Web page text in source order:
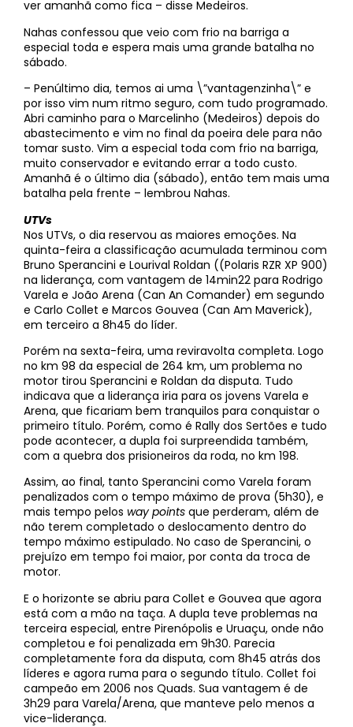
ver amanhã como fica – disse Medeiros.
Nahas confessou que veio com frio na barriga a
especial toda e espera mais uma grande batalha no
sábado.
– Penúltimo dia, temos ai uma \”vantagenzinha\” e
por isso vim num ritmo seguro, com tudo programado.
Abri caminho para o Marcelinho (Medeiros) depois do
abastecimento e vim no final da poeira dele para não
tomar susto. Vim a especial toda com frio na barriga,
muito conservador e evitando errar a todo custo.
Amanhã é o último dia (sábado), então tem mais uma
batalha pela frente – lembrou Nahas.
UTVs
Nos UTVs, o dia reservou as maiores emoções. Na
quinta-feira a classificação acumulada terminou com
Bruno Sperancini e Lourival Roldan ((Polaris RZR XP 900)
na liderança, com vantagem de 14min22 para Rodrigo
Varela e João Arena (Can An Comander) em segundo
e Carlo Collet e Marcos Gouvea (Can Am Maverick),
em terceiro a 8h45 do líder.
Porém na sexta-feira, uma reviravolta completa. Logo
no km 98 da especial de 264 km, um problema no
motor tirou Sperancini e Roldan da disputa. Tudo
indicava que a liderança iria para os jovens Varela e
Arena, que ficariam bem tranquilos para conquistar o
primeiro título. Porém, como é Rally dos Sertões e tudo
pode acontecer, a dupla foi surpreendida também,
com a quebra dos prisioneiros da roda, no km 198.
Assim, ao final, tanto Sperancini como Varela foram
penalizados com o tempo máximo de prova (5h30), e
mais tempo pelos way points que perderam, além de
não terem completado o deslocamento dentro do
tempo máximo estipulado. No caso de Sperancini, o
prejuízo em tempo foi maior, por conta da troca de
motor.
E o horizonte se abriu para Collet e Gouvea que agora
está com a mão na taça. A dupla teve problemas na
terceira especial, entre Pirenópolis e Uruaçu, onde não
completou e foi penalizada em 9h30. Parecia
completamente fora da disputa, com 8h45 atrás dos
líderes e agora ruma para o segundo título. Collet foi
campeão em 2006 nos Quads. Sua vantagem é de
3h29 para Varela/Arena, que manteve pelo menos a
vice-liderança.